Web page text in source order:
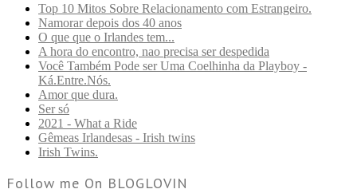
Top 10 Mitos Sobre Relacionamento com Estrangeiro.
Namorar depois dos 40 anos
O que que o Irlandes tem...
A hora do encontro, nao precisa ser despedida
Você Também Pode ser Uma Coelhinha da Playboy -
Ká.Entre.Nós.
Amor que dura.
Ser só
2021 - What a Ride
Gêmeas Irlandesas - Irish twins
Irish Twins.
Follow me On BLOGLOVIN